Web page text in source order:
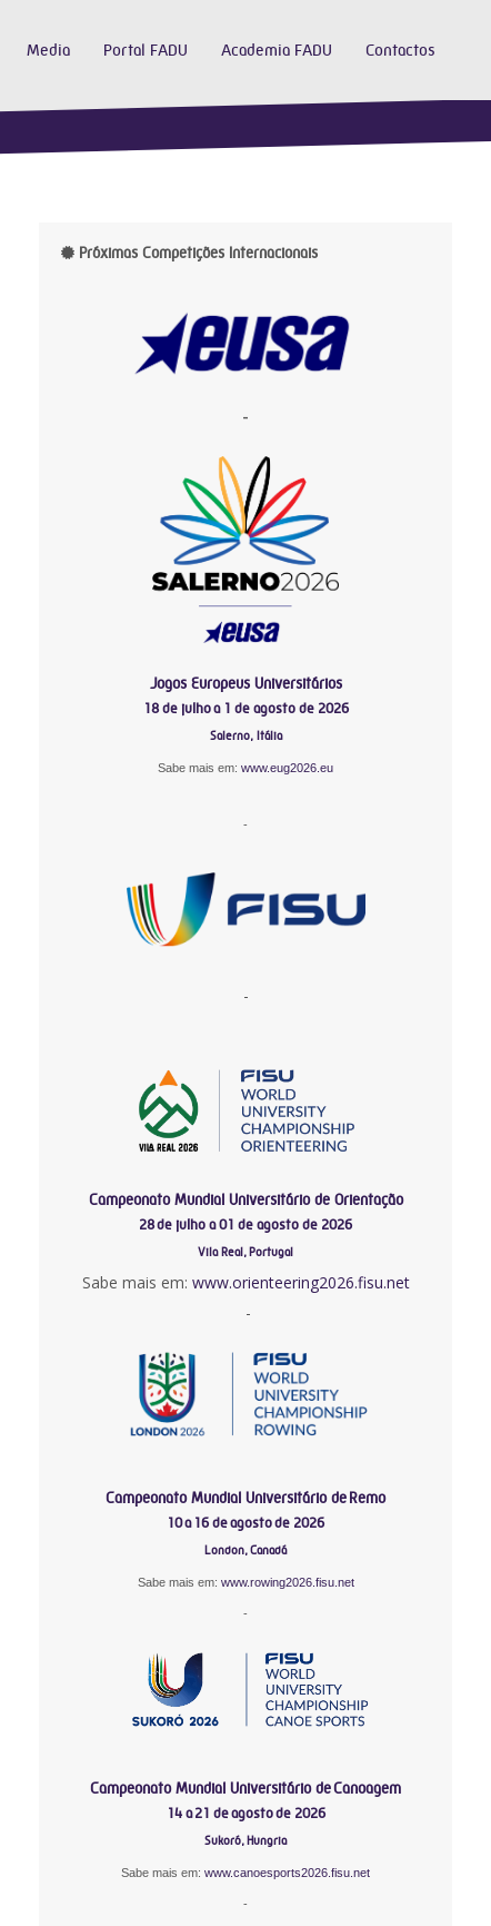
Media Portal FADU Academia FADU Contactos
Próximas Competições Internacionais
-
Jogos Europeus Universitários
18 de julho a 1 de agosto de 2026
Salerno, Itália
Sabe mais em:www.eug2026.eu
-
-
Campeonato Mundial Universitário de Orientação
28 de julho a 01 de agosto de 2026
Vila Real, Portugal
Sabe mais em: www.orienteering2026.fisu.net
-
Campeonato Mundial Universitário de Remo
10 a 16 de agosto de 2026
London, Canadá
Sabe mais em: www.rowing2026.fisu.net
-
Campeonato Mundial Universitário de Canoagem
14 a 21 de agosto de 2026
Sukoró, Hungria
Sabe mais em:www.canoesports2026.fisu.net
-